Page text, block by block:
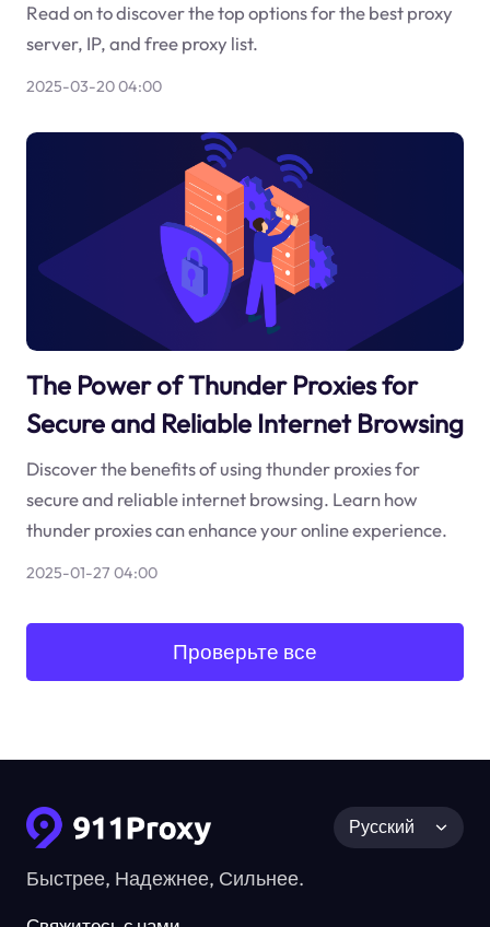
Read on to discover the top options for the best proxy
server, IP, and free proxy list.
2025-03-20 04:00
The Power of Thunder Proxies for
Secure and Reliable Internet Browsing
Discover the benefits of using thunder proxies for
secure and reliable internet browsing. Learn how
thunder proxies can enhance your online experience.
2025-01-27 04:00
Проверьте все
Быстрее, Надежнее, Сильнее.
Русский